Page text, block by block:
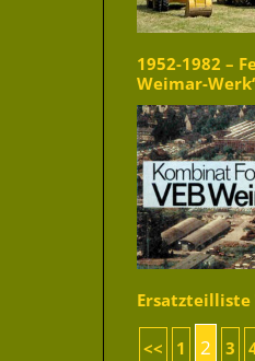
1952-1982 –
Weimar-
Ersatzteilliste
<< 1 2 3